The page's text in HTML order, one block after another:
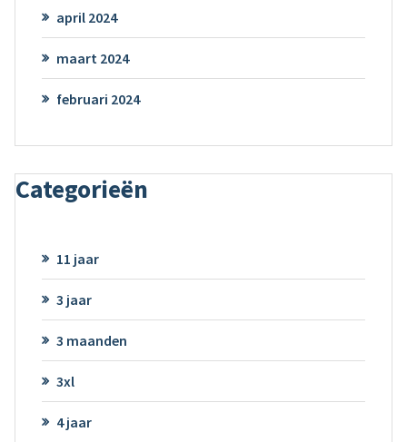
april 2024
maart 2024
februari 2024
Categorieën
11 jaar
3 jaar
3 maanden
3xl
4 jaar